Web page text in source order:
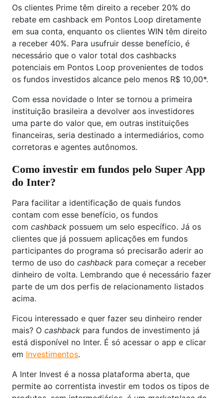
Os clientes Prime têm direito a receber 20% do
rebate em cashback em Pontos Loop diretamente
em sua conta, enquanto os clientes WIN têm direito
a receber 40%. Para usufruir desse benefício, é
necessário que o valor total dos cashbacks
potenciais em Pontos Loop provenientes de todos
os fundos investidos alcance pelo menos R$ 10,00*.
Com essa novidade o Inter se tornou a primeira
instituição brasileira a devolver aos investidores
uma parte do valor que, em outras instituições
financeiras, seria destinado a intermediários, como
corretoras e agentes autônomos.
Como investir em fundos pelo Super App
do Inter?
Para facilitar a identificação de quais fundos
contam com esse benefício, os fundos
com cashback possuem um selo específico. Já os
clientes que já possuem aplicações em fundos
participantes do programa só precisarão aderir ao
termo de uso do cashback para começar a receber
dinheiro de volta. Lembrando que é necessário fazer
parte de um dos perfis de relacionamento listados
acima.
Ficou interessado e quer fazer seu dinheiro render
mais? O cashback para fundos de investimento já
está disponível no Inter. É só acessar o app e clicar
em Investimentos.
A Inter Invest é a nossa plataforma aberta, que
permite ao correntista investir em todos os tipos de